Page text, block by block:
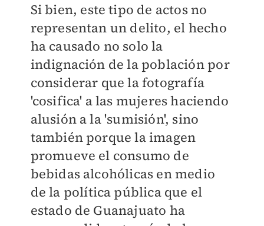
Si bien, este tipo de actos no
representan un delito, el hecho
ha causado no solo la
indignación de la población por
considerar que la fotografía
'cosifica' a las mujeres haciendo
alusión a la 'sumisión', sino
también porque la imagen
promueve el consumo de
bebidas alcohólicas en medio
de la política pública que el
estado de Guanajuato ha